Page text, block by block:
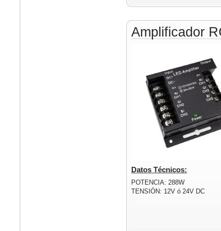
Amplificador
Datos Técnicos:
POTENCIA: 288W
TENSIÓN: 12V ó 24V DC